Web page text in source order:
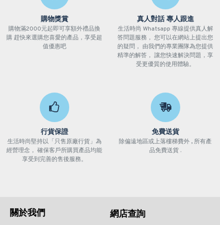
購物獎賞
購物滿2000元起即可享額外禮品換
購 趕快來選購您喜愛的產品，享受超
值優惠吧
真人對話 專人跟進
生活時尚 Whatsapp 專線提供真人解
答問題服務， 您可以在網站上提出您
的疑問， 由我們的專業團隊為您提供
精準的解答， 讓您快速解決問題，享
受更優質的使用體驗。
行貨保證
生活時尚堅持以「只售原廠行貨」為
經營理念， 確保客戶所購買產品均能
享受到完善的售後服務。
免費送貨
除偏遠地區或上落樓梯費外 , 所有產
品免費送貨 .
關於我們 網店查詢